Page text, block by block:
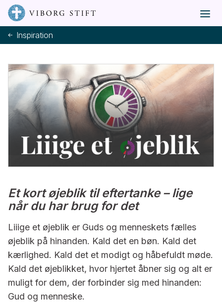
Inspiration
Et kort øjeblik til eftertanke – lige
når du har brug for det
Liiige et øjeblik er Guds og menneskets fælles
øjeblik på hinanden. Kald det en bøn. Kald det
kærlighed. Kald det et modigt og håbefuldt møde.
Kald det øjeblikket, hvor hjertet åbner sig og alt er
muligt for dem, der forbinder sig med hinanden:
Gud og menneske.